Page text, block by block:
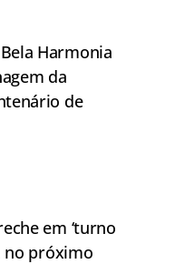
Harmonia
da
de
em ‘turno
no próximo